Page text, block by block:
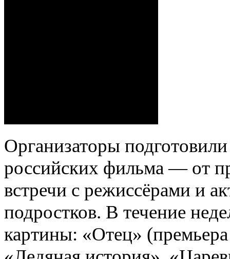
Организаторы
российских фильма — от
встречи с режиссёрами и
подростков. В течение
картины: «Отец»